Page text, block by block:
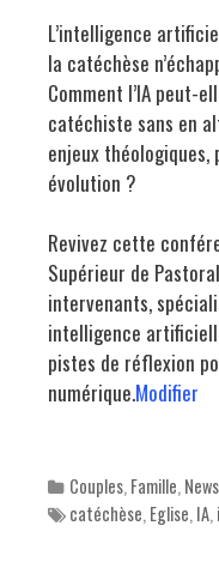
L’intelligence
la catéchèse
Comment l’IA peut-
catéchiste sans en
enjeux
évolution ?
Revivez cette
Supérieur de
intervenants,
intelligence
pistes de réflexion
numérique.Modifier
Categories
Couples, Famille,
Tags
catéchèse, Eglise, IA,